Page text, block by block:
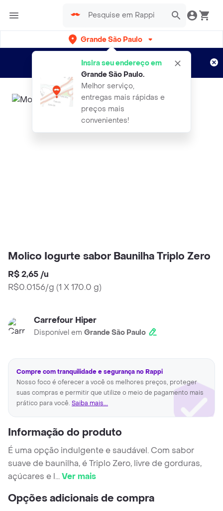
Grande São Paulo
Insira seu endereço em
Grande São Paulo.
Melhor serviço,
entregas mais rápidas e
preços mais
convenientes!
Entregas grátis por 15 dias!
Aplicam T&C
Molico Iogurte sabor Baunilha Triplo Zero
R$ 2,65 /u
R$0.0156/g (1 X 170.0 g)
Carrefour Hiper
Disponível em Grande São Paulo
Compre com tranquilidade e segurança no Rappi
Nosso foco é oferecer a você os melhores preços, proteger
suas compras e permitir que utilize o meio de pagamento mais
prático para você. Saiba mais...
Informação do produto
É uma opção indulgente e saudável. Com sabor
suave de baunilha, é Triplo Zero, livre de gorduras,
açúcares e l...Ver mais
Opções adicionais de compra